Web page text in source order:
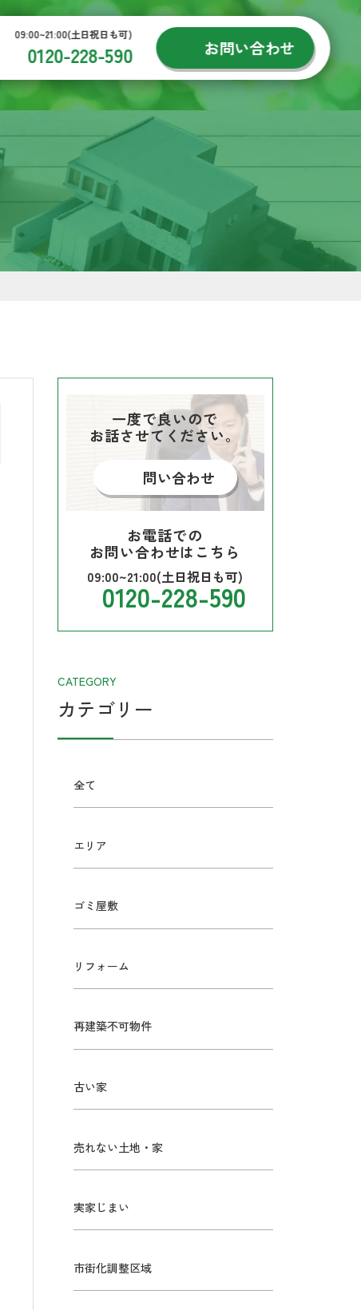
09:00~21:00(土日祝日も可)
0120-228-590 お問い合わせ
一度で良いので
お話させてください。
問い合わせ
お電話での
お問い合わせはこちら
09:00~21:00(土日祝日も可)
0120-228-590
CATEGORY
カテゴリー
全て
エリア
ゴミ屋敷
リフォーム
再建築不可物件
古い家
売れない土地・家
実家じまい
市街化調整区域